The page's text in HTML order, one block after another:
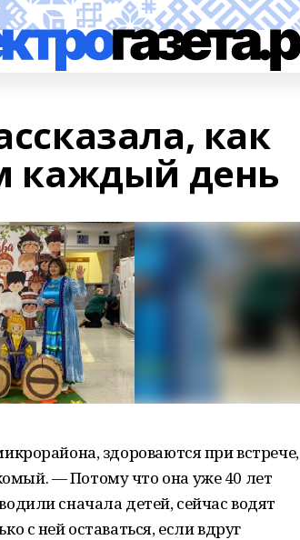
как
каждый день
здороваются при встрече,
— Потому что она уже 40 лет
сначала детей, сейчас водят
с ней оставаться, если вдруг